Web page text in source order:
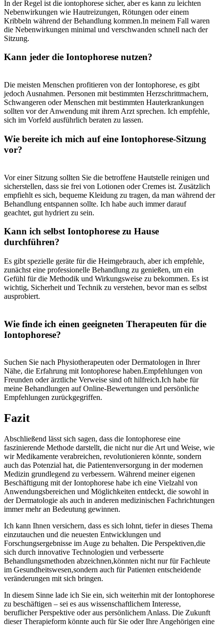
In‌ der ‍Regel ist‌ die iontophorese sicher, aber es ​kann zu‌ leichten​
Nebenwirkungen wie Hautreizungen, Rötungen oder einem
Kribbeln⁤ während‍ der Behandlung⁣ kommen.In meinem⁢ Fall ⁣waren
die Nebenwirkungen minimal⁢ und verschwanden schnell⁢ nach ‌der
Sitzung.
Kann jeder die Iontophorese nutzen?
Die meisten Menschen profitieren von‌ der Iontophorese, es gibt​
jedoch Ausnahmen.​ Personen ⁣mit‌ bestimmten Herzschrittmachern,
Schwangeren oder Menschen mit bestimmten Hauterkrankungen
sollten vor der⁣ Anwendung mit ihrem Arzt sprechen. Ich empfehle,
sich im ‍Vorfeld⁢ ausführlich beraten zu lassen.
Wie⁤ bereite ich mich​ auf ⁣eine‍ Iontophorese-Sitzung
vor?
Vor einer Sitzung sollten Sie ‍die betroffene Hautstelle ⁢reinigen⁢ und
sicherstellen,​ dass sie frei ‍von Lotionen ⁣oder Cremes ist. Zusätzlich
empfiehlt es sich, ⁤bequeme Kleidung zu tragen, da man ‍während der
​Behandlung ‍entspannen sollte. Ich habe auch immer darauf
geachtet, gut hydriert zu sein.
Kann ich selbst Iontophorese ‍zu ⁢Hause
⁤durchführen?
Es gibt spezielle‍ geräte​ für die Heimgebrauch, ⁤aber ich empfehle,⁤
zunächst⁤ eine professionelle Behandlung zu ‌genießen, ⁢um ein⁢
Gefühl für die Methodik und Wirkungsweise​ zu⁢ bekommen. ⁤Es​ ist
‌wichtig, Sicherheit⁢ und Technik ⁤zu ‌verstehen,​ bevor man‌ es selbst‌
ausprobiert.
Wie finde⁤ ich einen geeigneten Therapeuten ‍für⁣ die
Iontophorese?
Suchen Sie nach Physiotherapeuten‍ oder Dermatologen in Ihrer‍
Nähe, die Erfahrung ‍mit‍ Iontophorese haben.Empfehlungen von
Freunden oder ‌ärztliche Verweise sind oft hilfreich.Ich habe für
meine Behandlungen ‌auf‌ Online-Bewertungen und persönliche
Empfehlungen zurückgegriffen.
Fazit
Abschließend lässt⁢ sich sagen, dass die Iontophorese‌ eine
faszinierende Methode⁤ darstellt, die nicht nur die‍ Art und Weise, wie
wir‌ Medikamente verabreichen, revolutionieren könnte,⁤ sondern
⁢auch ​das Potenzial hat,⁤ die ⁢Patientenversorgung‌ in der‍ modernen
Medizin grundlegend zu verbessern. ⁢Während meiner eigenen‌
Beschäftigung​ mit der Iontophorese ‍habe ich eine Vielzahl⁢ von
Anwendungsbereichen⁤ und Möglichkeiten entdeckt, die sowohl in
der Dermatologie ⁤als⁣ auch in ⁤anderen medizinischen ⁤Fachrichtungen‌
immer mehr an Bedeutung ‌gewinnen.‌
Ich kann Ihnen versichern, ‍dass es sich lohnt, tiefer ‍in dieses Thema
einzutauchen und die neuesten Entwicklungen und
Forschungsergebnisse im Auge⁤ zu behalten. Die Perspektiven,die‍
sich durch ‍innovative ‍Technologien und verbesserte
Behandlungsmethoden‌ abzeichnen,könnten nicht ⁢nur ​für Fachleute
im Gesundheitswesen,sondern auch für​ Patienten entscheidende
veränderungen ⁣mit sich bringen.
In ‍diesem ‌Sinne lade ich Sie ein, sich⁤ weiterhin mit​ der Iontophorese
zu beschäftigen ⁢– ​sei⁢ es‍ aus wissenschaftlichem Interesse,⁤
beruflicher⁢ Perspektive oder aus persönlichem Anlass. Die⁤ Zukunft
dieser Therapieform könnte‍ auch ⁣für Sie oder​ Ihre Angehörigen ⁣eine